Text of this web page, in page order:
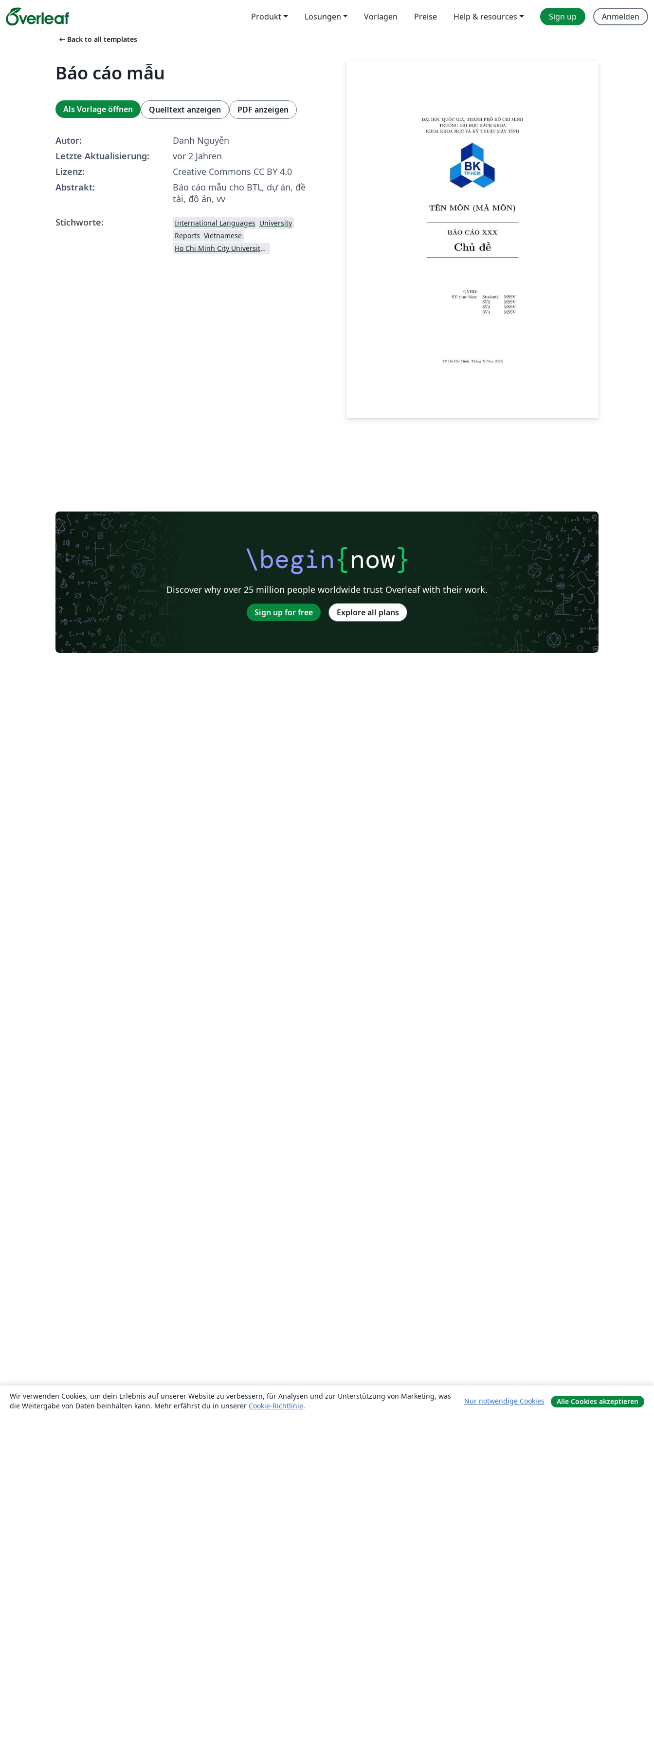
Produkt Lösungen Vorlagen Preise Help & resources Sign up Anmelden
arrow_left_alt Back to all templates
Báo cáo mẫu
Als Vorlage öffnen Quelltext anzeigen PDF anzeigen
Autor:
Danh Nguyễn
Letzte Aktualisierung:
vor 2 Jahren
Lizenz:
Creative Commons CC BY 4.0
Abstrakt:
Báo cáo mẫu cho BTL, dự án, đề
tài, đồ án, vv
Stichworte:
International Languages University
Reports Vietnamese
Ho Chi Minh City University of Technology
\begin{now}
Discover why over 25 million people worldwide trust Overleaf with their work.
Sign up for free Explore all plans
Wir verwenden Cookies, um dein Erlebnis auf unserer Website zu verbessern, für Analysen und zur Unterstützung von Marketing, was
die Weitergabe von Daten beinhalten kann. Mehr erfährst du in unserer Cookie-Richtlinie.
Nur notwendige Cookies Alle Cookies akzeptieren